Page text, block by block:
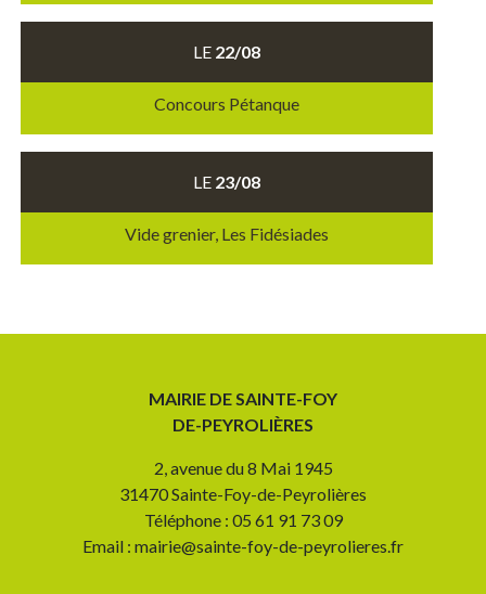
LE 22/08
Concours Pétanque
LE 23/08
Vide grenier, Les Fidésiades
MAIRIE DE SAINTE-FOY
DE-PEYROLIÈRES
2, avenue du 8 Mai 1945
31470 Sainte-Foy-de-Peyrolières
Téléphone : 05 61 91 73 09
Email : mairie@sainte-foy-de-peyrolieres.fr